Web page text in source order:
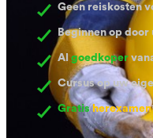
Geen reiskosten
Beginnen op
Algoedkoper
Cursus op uw
Gratis herexamen